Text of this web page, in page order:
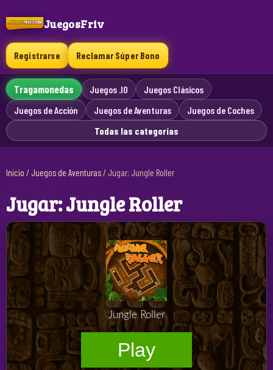
JuegosFriv
Registrarse Reclamar Súper Bono
Tragamonedas Juegos .IO
Juegos Clásicos
Juegos de Acción
Juegos de Aventuras
Juegos de Coches
Todas las categorías
Inicio / Juegos de Aventuras/ Jugar: Jungle Roller
Jugar: Jungle Roller